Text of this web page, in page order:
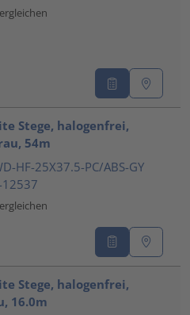
Stege, halogenfrei,
54m
HF-25X37.5-PC/ABS-GY
Stege, halogenfrei,
16.0m